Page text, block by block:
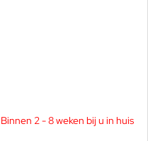
Binnen 2 - 8 weken bij u in huis